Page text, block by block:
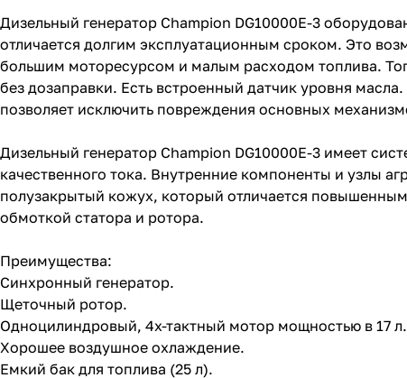
Дизельный генератор Champion DG10000E-3
отличается долгим эксплуатационным сроком. Это
большим моторесурсом и малым расходом топлива.
без дозаправки. Есть встроенный датчик уровня
позволяет исключить повреждения основных
Дизельный генератор Champion DG10000E-3 имеет
качественного тока. Внутренние компоненты и узлы
полузакрытый кожух, который отличается
обмоткой статора и ротора.
Преимущества:
Синхронный генератор.
Щеточный ротор.
Одноцилиндровый, 4х-тактный мотор мощностью в 17
Хорошее воздушное охлаждение.
Емкий бак для топлива (25 л).